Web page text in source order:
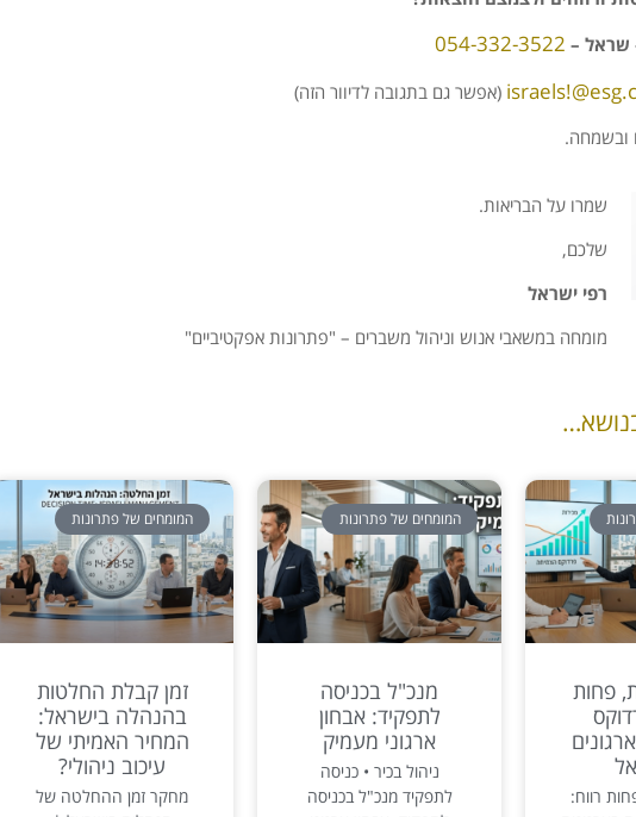
שראל – 054-332-3522
(אפשר גם בתגובה לדיוור הזה)
ובשמחה.
שמרו על הבריאות.
שלכם,
רפי ישראל
מומחה במשאבי אנוש וניהול משברים – "פתרונות אפקטיביים"
פחות
רווח:
המומחים של פתרונות
מנכ"ל בכניסה
לתפקיד: אבחון
ארגוני מעמיק
ניהול בכיר • כניסה
לתפקיד מנכ"ל בכניסה
המומחים של פתרונות
זמן קבלת החלטות
בהנהלה בישראל:
המחיר האמיתי של
עיכוב ניהולי?
מחקר זמן ההחלטה של